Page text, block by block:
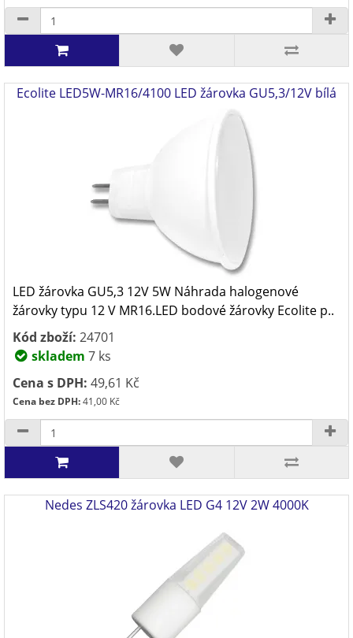
Ecolite LED5W-MR16/4100 LED žárovka GU5,3/12V bílá
LED žárovka GU5,3 12V 5W Náhrada halogenové
žárovky typu 12 V MR16.LED bodové žárovky Ecolite p..
Kód zboží: 24701
skladem 7 ks
Cena s DPH: 49,61 Kč
Cena bez DPH:41,00 Kč
Nedes ZLS420 žárovka LED G4 12V 2W 4000K